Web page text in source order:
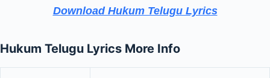
Download Hukum Telugu Lyrics
Hukum Telugu Lyrics More Info